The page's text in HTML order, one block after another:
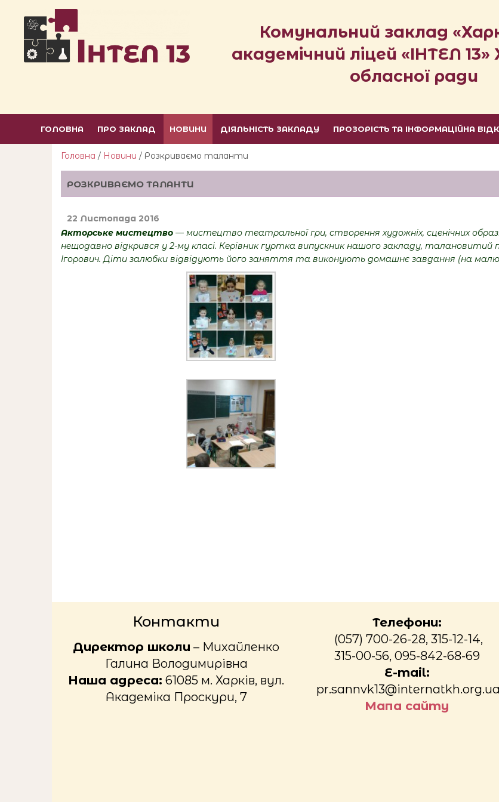
Комунальний заклад
академічний ліцей «ІНТЕЛ 13»
обласної ради
ГОЛОВНА ПРО ЗАКЛАД НОВИНИ ДІЯЛЬНІСТЬ ЗАКЛАДУ ПРОЗОРІСТЬ ТА ІНФОРМАЦІЙНА
Головна / Новини / Розкриваємо таланти
РОЗКРИВАЄМО ТАЛАНТИ
22 Листопада 2016
Акторське мистецтво — мистецтво театральноїгри, створення художніх, сценічних
нещодавно відкрився у 2-му класі. Керівник гуртка випускник нашого закладу,
Ігорович. Діти залюбки відвідують його заняття та виконують домашнє завдання (на
Контакти
Директор школи – Михайленко
Галина Володимирівна
Наша адреса: 61085 м. Харків, вул.
Академіка Проскури, 7
Телефони:
(057) 700-26-28, 315-12-14,
315-00-56, 095-842-68-69
E-mail:
pr.sannvk13@internatkh.org.ua
Мапа сайту